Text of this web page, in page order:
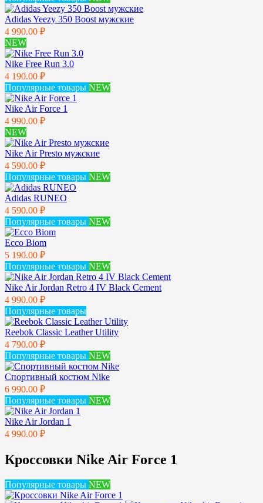
Adidas Yeezy 350 Boost мужские
4 990.00 ₽
NEW
Nike Free Run 3.0
4 190.00 ₽
Популярные товары NEW
Nike Air Force 1
4 990.00 ₽
NEW
Nike Air Presto мужские
4 590.00 ₽
Популярные товары NEW
Adidas RUNEO
4 590.00 ₽
Популярные товары NEW
Ecco Biom
5 190.00 ₽
Популярные товары NEW
Nike Air Jordan Retro 4 IV Black Cement
4 990.00 ₽
Популярные товары
Reebok Classic Leather Utility
4 790.00 ₽
Популярные товары NEW
Спортивный костюм Nike
6 990.00 ₽
Популярные товары NEW
Nike Air Jordan 1
4 990.00 ₽
Кроссовки Nike Air Force 1
Популярные товары NEW